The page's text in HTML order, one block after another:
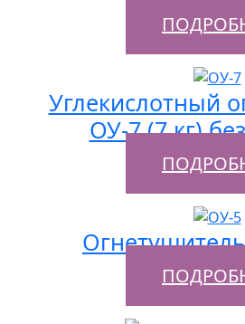
Углекислотный
ОУ-7 (7 кг)